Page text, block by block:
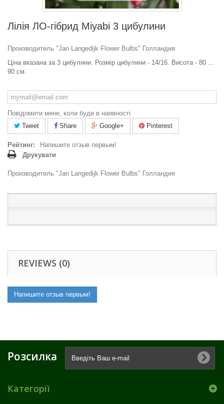
Лілія ЛО-гібрид Miyabi 3 цибулини
Производитель "Jan Langedijk Flower Bulbs" Голландия
Ціна вказана за 3 цибулини. Розмір цибулини - 14/16. Висота - 80 ...
90 см.
Повідомити мене, коли буде в наявності
Tweet
Share Google+ Pinterest
Рейтинг:
Напишите отзыв первым!
Друкувати
Производитель "Jan Langedijk Flower Bulbs" Голландия
REVIEWS (0)
Напишите отзыв первым!
Розсилка
Категорії